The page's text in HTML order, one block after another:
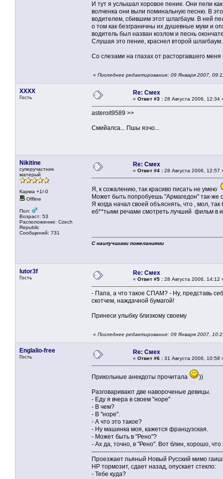
И тут я услышал хоровое пение. Они пели
волченка они выли поминальную песню. В
водителем, сбившим этот шлагбаум. В ней
о том как безграничны их душевные муки и
водитель был назван козлом и песнь
Слушая это пение, краснел второй шлагбаум.
Со слезами на глазах от расторгавшего
« Последнее редактирование: 09 Января 2007,
XXXX
Гость
Re: Смех
« Ответ #3 : 28 Августа 2006, 12:34
asteroit9589 >>
Смийалса... Пшы язчо...
Nikitine
суперучастник
матерый
Карма +1/-0
Offline
Пол:
Возраст: 53
Расположение: Czech
Republic
Сообщений: 731
Re: Смех
« Ответ #4 : 28 Августа 2006, 12:57
Я, к сожалению, так красиво писать не умею
Может быть попробуешь "Армагедон" так-же
Я когда начал своей объяснять, что , мол,
еб**тыми речами смотреть лучший фильм в
С наилучшими пожеланиями
lutor3f
Гость
Re: Смех
« Ответ #5 : 28 Августа 2006, 14:12
- Папа, а что такое СПАМ? - Ну, представь
скотчем, наждачной бумагой!
Принеси улыбку близкому своему
« Последнее редактирование: 09 Января 2007,
Englalio-free
Гость
Re: Смех
« Ответ #6 : 31 Августа 2006, 10:58
Прикольные анекдоты прочитала ))
Разговаривают две навороченые девицы.
- Еду я вчера в своем "норе"
- В чем?
- В "норе".
- А что это такое?
- Ну машинка моя, кажется французская.
- Может быть в "Рено"?
- Ах да, точно, в "Рено". Вот блин, хорошо,
Проезжает пьяный Новый Русский мимо
НР тормозит, сдает назад, опускает стекло:
- Тебе куда?